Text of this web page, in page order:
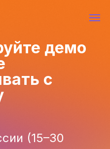
(15–30
демо
с